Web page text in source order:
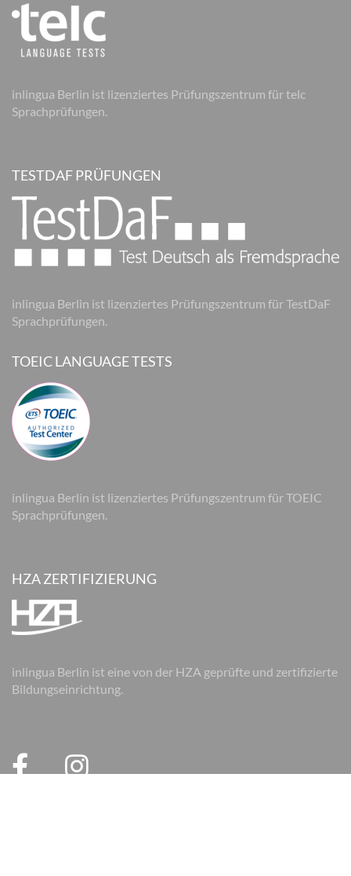
inlingua Berlin ist lizenziertes Prüfungszentrum für telc
Sprachprüfungen.
TESTDAF PRÜFUNGEN
inlingua Berlin ist lizenziertes Prüfungszentrum für TestDaF
Sprachprüfungen.
TOEIC LANGUAGE TESTS
inlingua Berlin ist lizenziertes Prüfungszentrum für TOEIC
Sprachprüfungen.
HZA ZERTIFIZIERUNG
inlingua Berlin ist eine von der HZA geprüfte und zertifizierte
Bildungseinrichtung.